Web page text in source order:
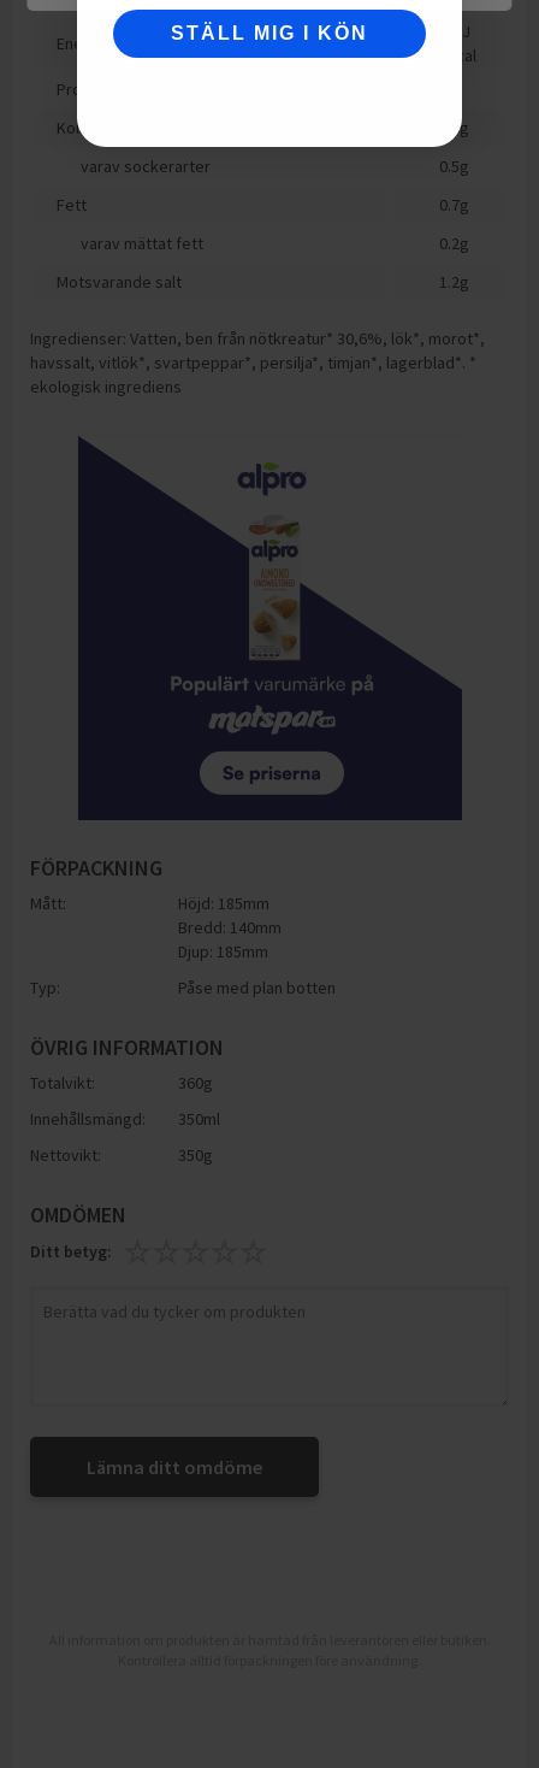
Energi
kJ
kcal
Protein
Kolhydrat
0.6g
varav sockerarter
0.5g
Fett
0.7g
varav mättat fett
0.2g
Motsvarande salt
1.2g
Ingredienser: Vatten, ben från nötkreatur* 30,6%, lök*, morot*,
havssalt, vitlök*, svartpeppar*, persilja*, timjan*, lagerblad*. *
ekologisk ingrediens
FÖRPACKNING
Mått:
Höjd: 185mm
Bredd: 140mm
Djup: 185mm
Typ:
Påse med plan botten
ÖVRIG INFORMATION
Totalvikt:
360g
Innehållsmängd:
350ml
Nettovikt:
350g
OMDÖMEN
Ditt betyg:
Lämna ditt omdöme
STÄLL MIG I KÖN